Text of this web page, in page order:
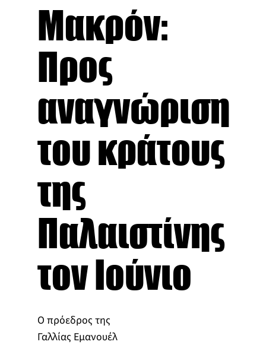
Μακρόν:
Προς
αναγνώριση
του κράτους
της
Παλαιστίνης
τον Ιούνιο
Ο πρόεδρος της
Γαλλίας Εμανουέλ